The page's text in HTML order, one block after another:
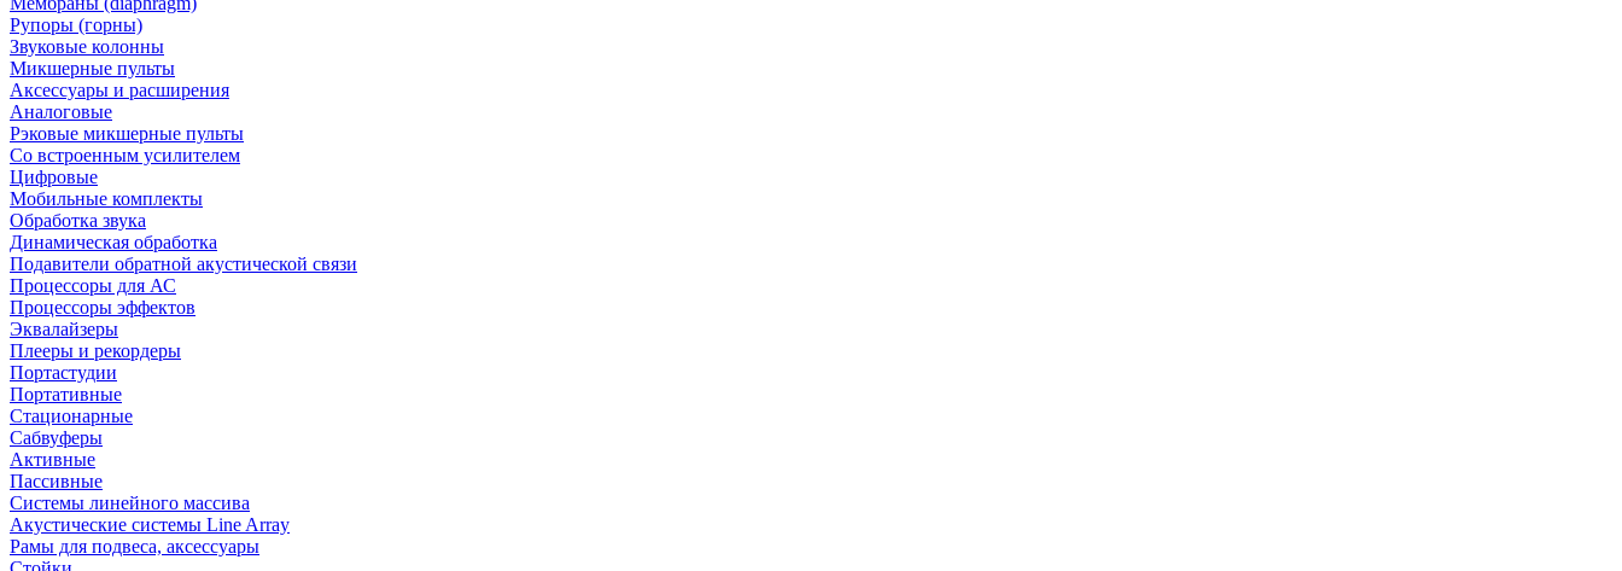
Рупоры (горны)
Звуковые колонны
Микшерные пульты
Аксессуары и расширения
Аналоговые
Рэковые микшерные пульты
Со встроенным усилителем
Цифровые
Мобильные комплекты
Обработка звука
Динамическая обработка
Подавители обратной акустической связи
Процессоры для АС
Процессоры эффектов
Эквалайзеры
Плееры и рекордеры
Портастудии
Портативные
Стационарные
Сабвуферы
Активные
Пассивные
Системы линейного массива
Акустические системы Line Array
Рамы для подвеса, аксессуары